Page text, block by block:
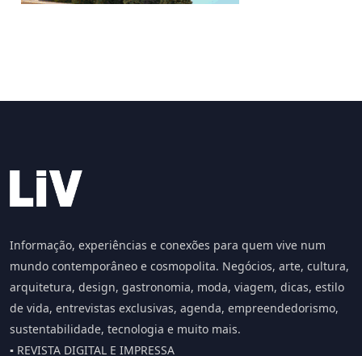
Informação, experiências e conexões para quem vive num
mundo contemporâneo e cosmopolita. Negócios, arte, cultura,
arquitetura, design, gastronomia, moda, viagem, dicas, estilo
de vida, entrevistas exclusivas, agenda, empreendedorismo,
sustentabilidade, tecnologia e muito mais.
▪️ REVISTA DIGITAL E IMPRESSA